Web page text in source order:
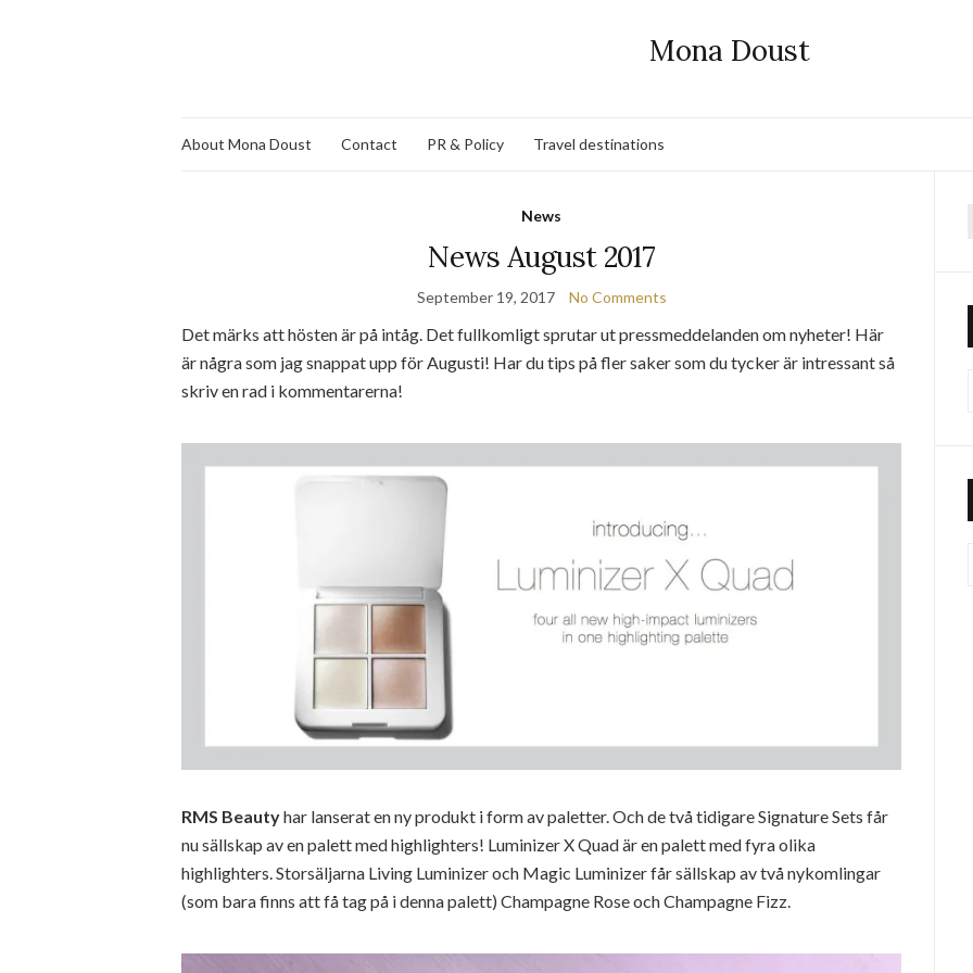
Mona Doust
About Mona Doust Contact PR & Policy Travel destinations
News
News August 2017
September 19, 2017 No Comments
Det märks att hösten är på intåg. Det fullkomligt sprutar ut pressmeddelanden om nyheter! Här
är några som jag snappat upp för Augusti! Har du tips på fler saker som du tycker är intressant så
skriv en rad i kommentarerna!
RMS Beautyhar lanserat en ny produkt i form av paletter. Och de två tidigare Signature Sets får
nu sällskap av en palett med highlighters! Luminizer X Quad är en palett med fyra olika
highlighters. Storsäljarna Living Luminizer och Magic Luminizer får sällskap av två nykomlingar
(som bara finns att få tag på i denna palett) Champagne Rose och Champagne Fizz.